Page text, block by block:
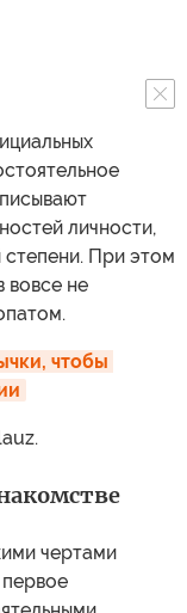
личности,
степени. При этом
вовсе не
чтобы
чертами